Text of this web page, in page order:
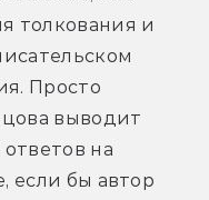
толкования и
Просто
выводит
на
если бы автор